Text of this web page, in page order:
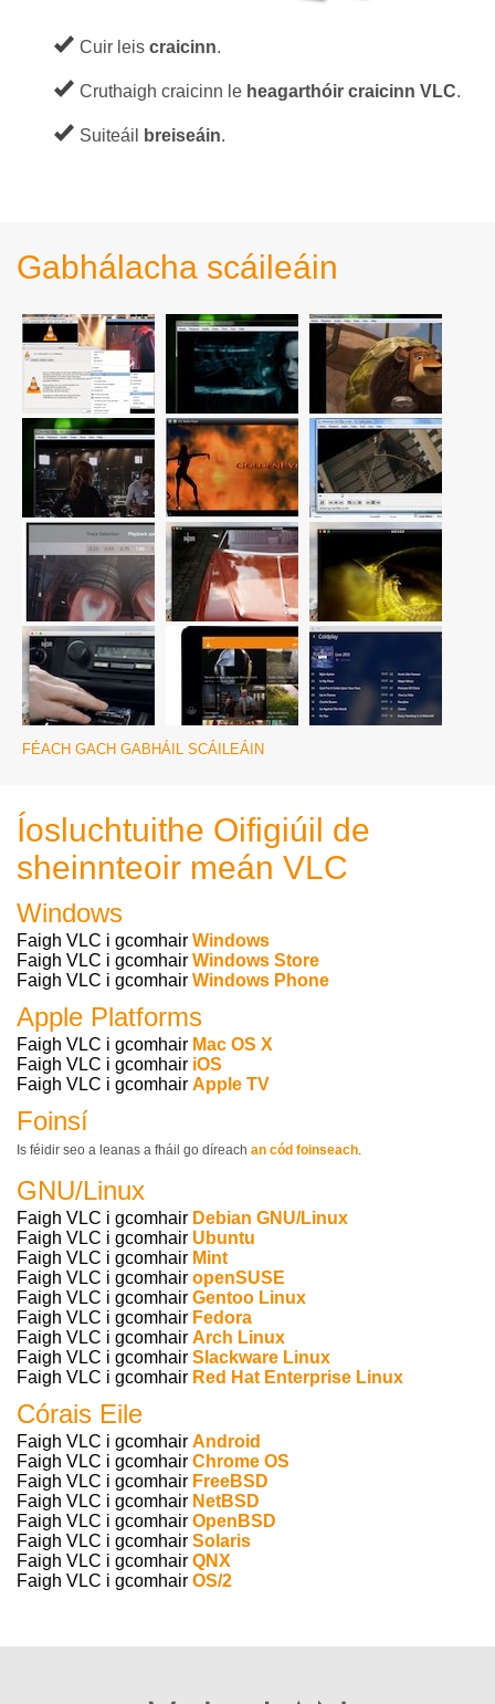
Cuir leis craicinn.
Cruthaigh craicinn le heagarthóir craicinn VLC.
Suiteáil breiseáin.
Gabhálacha scáileáin
FÉACH GACH GABHÁIL SCÁILEÁIN
Íosluchtuithe Oifigiúil de
sheinnteoir meán VLC
Windows
Faigh VLC i gcomhair Windows
Faigh VLC i gcomhair Windows Store
Faigh VLC i gcomhair Windows Phone
Apple Platforms
Faigh VLC i gcomhair Mac OS X
Faigh VLC i gcomhair iOS
Faigh VLC i gcomhair Apple TV
Foinsí
Is féidir seo a leanas a fháil go díreach an cód foinseach.
GNU/Linux
Faigh VLC i gcomhair Debian GNU/Linux
Faigh VLC i gcomhair Ubuntu
Faigh VLC i gcomhair Mint
Faigh VLC i gcomhair openSUSE
Faigh VLC i gcomhair Gentoo Linux
Faigh VLC i gcomhair Fedora
Faigh VLC i gcomhair Arch Linux
Faigh VLC i gcomhair Slackware Linux
Faigh VLC i gcomhair Red Hat Enterprise Linux
Córais Eile
Faigh VLC i gcomhair Android
Faigh VLC i gcomhair Chrome OS
Faigh VLC i gcomhair FreeBSD
Faigh VLC i gcomhair NetBSD
Faigh VLC i gcomhair OpenBSD
Faigh VLC i gcomhair Solaris
Faigh VLC i gcomhair QNX
Faigh VLC i gcomhair OS/2